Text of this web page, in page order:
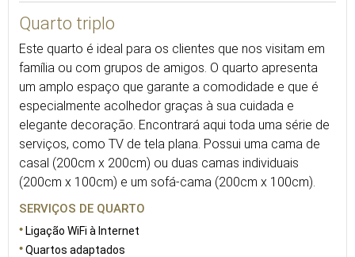
Quarto triplo
Este quarto é ideal para os clientes que nos visitam em
família ou com grupos de amigos. O quarto apresenta
um amplo espaço que garante a comodidade e que é
especialmente acolhedor graças à sua cuidada e
elegante decoração. Encontrará aqui toda uma série de
serviços, como TV de tela plana. Possui uma cama de
casal (200cm x 200cm) ou duas camas individuais
(200cm x 100cm) e um sofá-cama (200cm x 100cm).
SERVIÇOS DE QUARTO
Ligação WiFi à Internet
Quartos adaptados